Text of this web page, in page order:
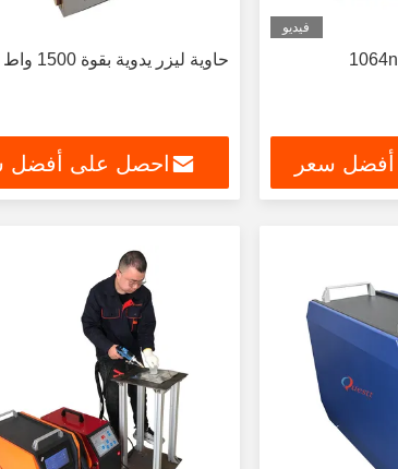
فيديو
سعر
حاوية ليزر يدوية بقوة 1500 واط
احصل على أفضل